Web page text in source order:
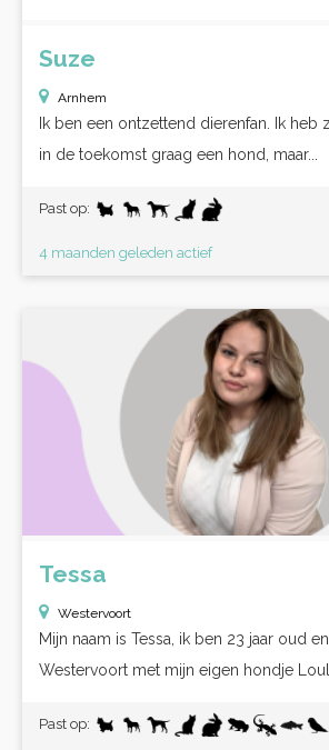
Suze
Arnhem
Ik ben een ontzettend dierenfan. Ik heb
in de toekomst graag een hond, maar...
Past op:
4 maanden geleden actief
Tessa
Westervoort
Mijn naam is Tessa, ik ben 23 jaar oud
Westervoort met mijn eigen hondje
Past op: